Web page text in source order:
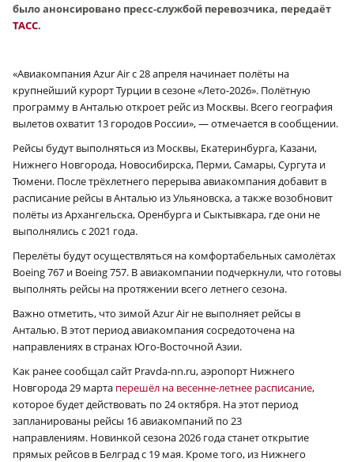
было анонсировано пресс-службой перевозчика, передаёт
ТАСС.
«Авиакомпания Azur Air с 28 апреля начинает полёты на
крупнейший курорт Турции в сезоне «Лето-2026». Полётную
программу в Анталью откроет рейс из Москвы. Всего география
вылетов охватит 13 городов России», — отмечается в сообщении.
Рейсы будут выполняться из Москвы, Екатеринбурга, Казани,
Нижнего Новгорода, Новосибирска, Перми, Самары, Сургута и
Тюмени. После трёхлетнего перерыва авиакомпания добавит в
расписание рейсы в Анталью из Ульяновска, а также возобновит
полёты из Архангельска, Оренбурга и Сыктывкара, где они не
выполнялись с 2021 года.
Перелёты будут осуществляться на комфортабельных самолётах
Boeing 767 и Boeing 757. В авиакомпании подчеркнули, что готовы
выполнять рейсы на протяжении всего летнего сезона.
Важно отметить, что зимой Azur Air не выполняет рейсы в
Анталью. В этот период авиакомпания сосредоточена на
направлениях в странах Юго-Восточной Азии.
Как ранее сообщал сайт Pravda-nn.ru, аэропорт Нижнего
Новгорода 29 марта перешёл на весенне-летнее расписание,
которое будет действовать по 24 октября. На этот период
запланированы рейсы 16 авиакомпаний по 23
направлениям. Новинкой сезона 2026 года станет открытие
прямых рейсов в Белград с 19 мая. Кроме того, из Нижнего